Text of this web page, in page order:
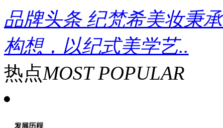
品牌头条 纪梵希美妆秉
构想，以纪式美学艺..
热点MOST POPULAR